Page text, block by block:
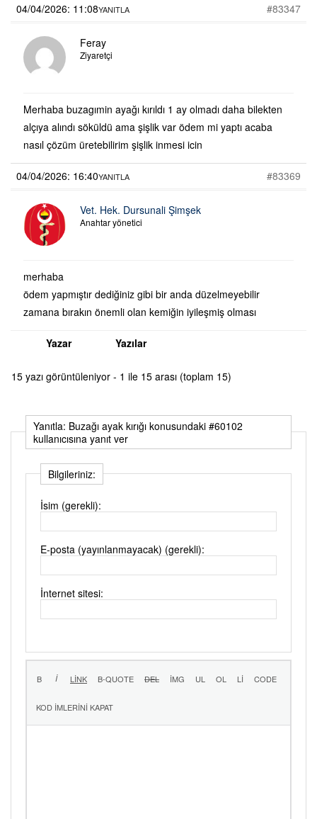
04/04/2026: 11:08 #83347
YANITLA
Feray
Ziyaretçi
Merhaba buzagımin ayağı kırıldı 1 ay olmadı daha bilekten
alçıya alındı söküldü ama şişlik var ödem mi yaptı acaba
nasıl çözüm üretebilirim şişlik inmesi icin
04/04/2026: 16:40 #83369
YANITLA
Vet. Hek. Dursunali Şimşek
Anahtar yönetici
merhaba
ödem yapmıştır dediğiniz gibi bir anda düzelmeyebilir
zamana bırakın önemli olan kemiğin iyileşmiş olması
Yazar Yazılar
15 yazı görüntüleniyor - 1 ile 15 arası (toplam 15)
Yanıtla: Buzağı ayak kırığı konusundaki #60102
kullanıcısına yanıt ver
Bilgileriniz:
İsim (gerekli):
E-posta (yayınlanmayacak) (gerekli):
İnternet sitesi: